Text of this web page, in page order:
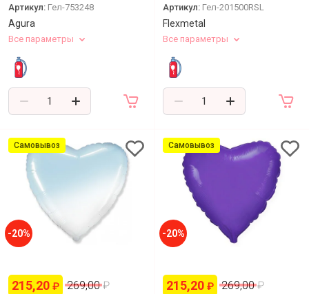
Артикул: Гел-753248
Agura
Все параметры
Артикул: Гел-201500RSL
Flexmetal
Все параметры
Самовывоз
-20%
215,20 ₽ 269,00 ₽
Самовывоз
-20%
215,20 ₽ 269,00 ₽